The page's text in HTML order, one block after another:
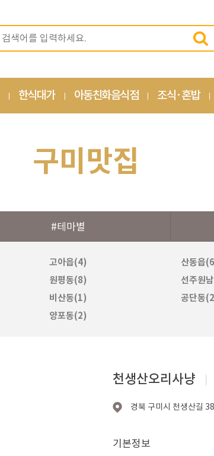
한식대가 아동친화음식점 조식·혼밥
구미맛집
#테마별
고아읍(4) 산동읍
원평동(8) 선주원
비산동(1) 공단동
양포동(2)
천생산오리사냥
경북 구미시 천생산길
기본정보